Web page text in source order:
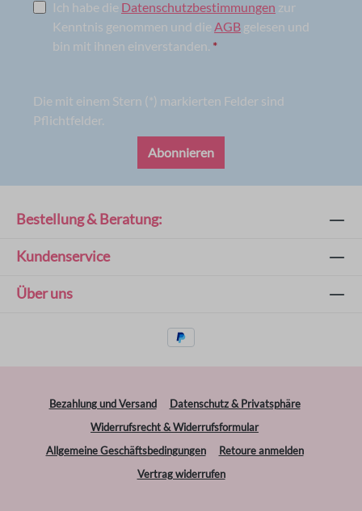
Ich habe die Datenschutzbestimmungen zur
Kenntnis genommen und die AGB gelesen und
bin mit ihnen einverstanden. *
Die mit einem Stern (*) markierten Felder sind
Pflichtfelder.
Abonnieren
Bestellung & Beratung:
Kundenservice
Über uns
Bezahlung und Versand
Datenschutz & Privatsphäre
Widerrufsrecht & Widerrufsformular
Allgemeine Geschäftsbedingungen
Retoure anmelden
Vertrag widerrufen